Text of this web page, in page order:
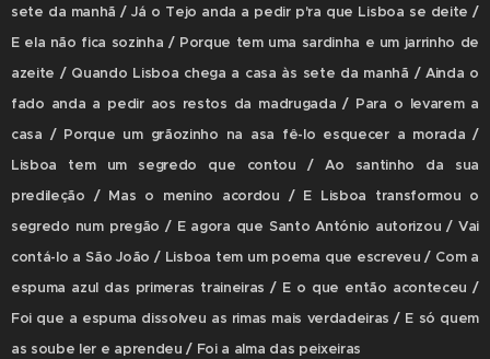
sete da manhã / Já o Tejo anda a pedir p'ra que Lisboa se deite /
E ela não fica sozinha / Porque tem uma sardinha e um jarrinho de
azeite / Quando Lisboa chega a casa às sete da manhã / Ainda o
fado anda a pedir aos restos da madrugada / Para o levarem a
casa / Porque um grãozinho na asa fê-lo esquecer a morada /
Lisboa tem um segredo que contou / Ao santinho da sua
predileção / Mas o menino acordou / E Lisboa transformou o
segredo num pregão / E agora que Santo António autorizou / Vai
contá-lo a São João / Lisboa tem um poema que escreveu / Com a
espuma azul das primeras traineiras / E o que então aconteceu /
Foi que a espuma dissolveu as rimas mais verdadeiras / E só quem
as soube ler e aprendeu / Foi a alma das peixeiras